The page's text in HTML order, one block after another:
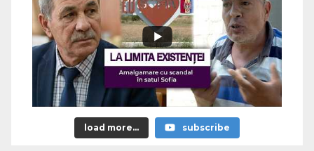
load more... subscribe